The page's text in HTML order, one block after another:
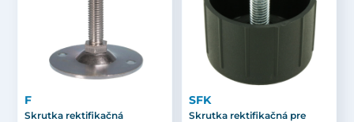
F
Skrutka rektifikačná
SFK
Skrutka rektifikačná pre